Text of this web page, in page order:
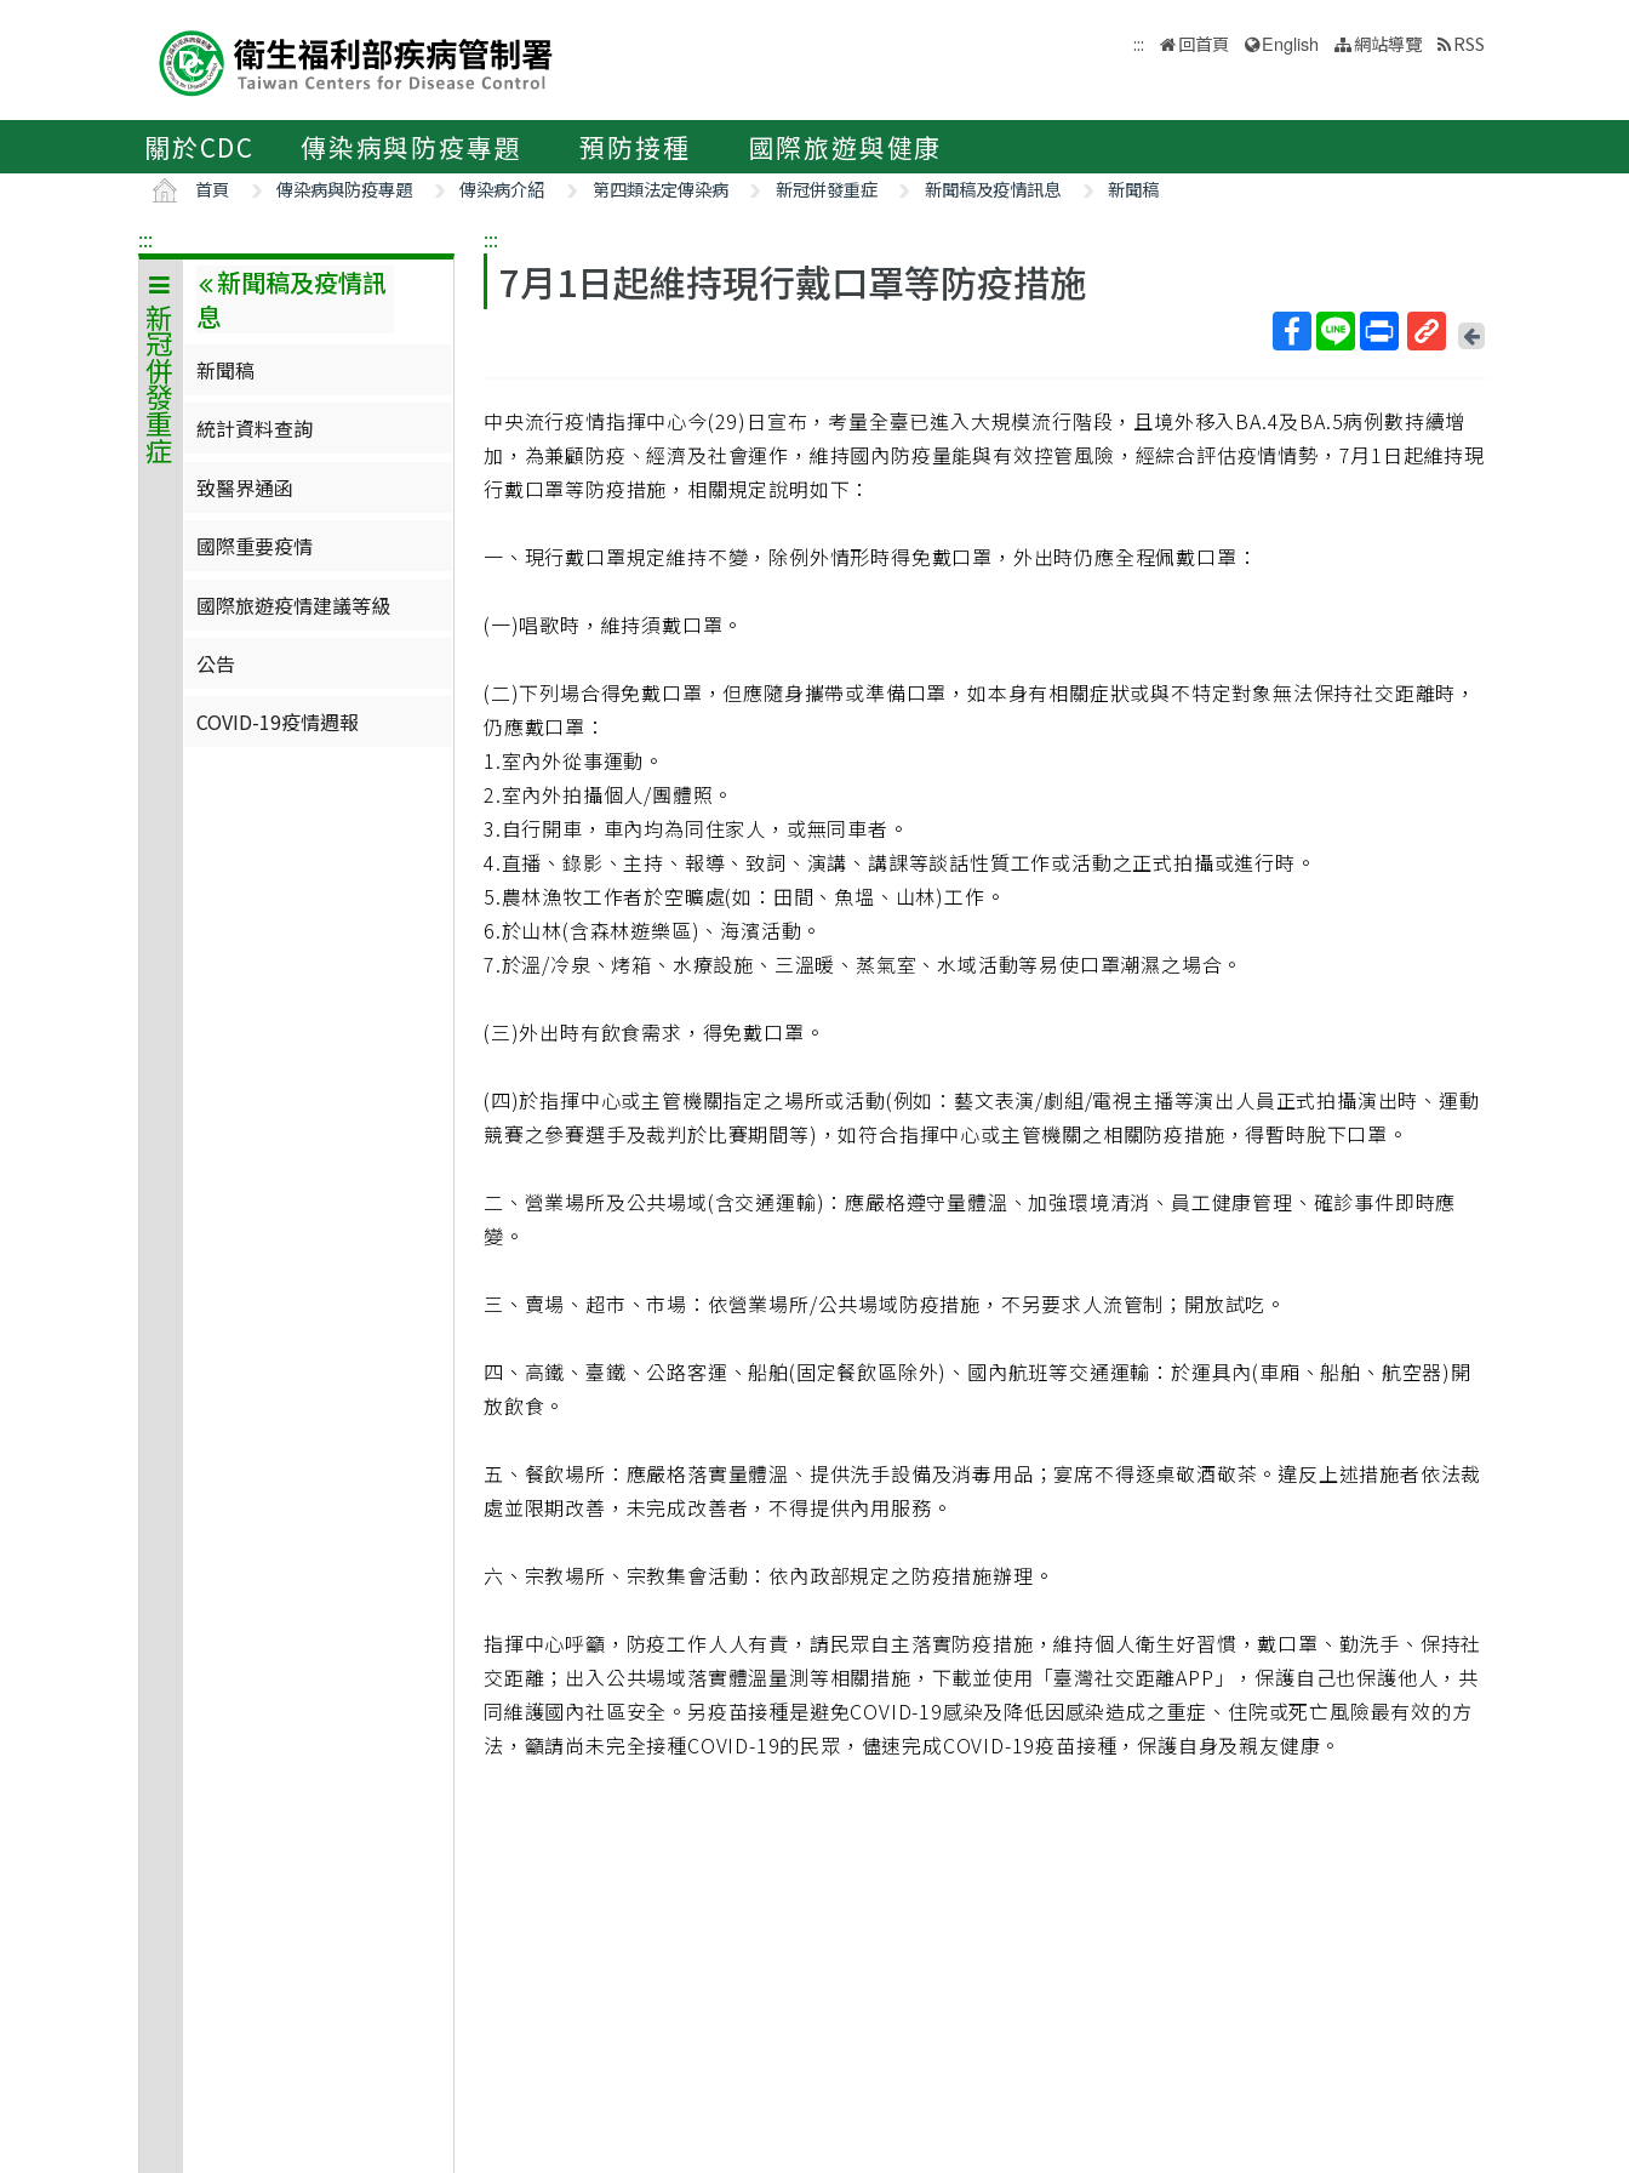
區
::: 回首頁 English 網站導覽 RSS
關於CDC 傳染病與防疫專題 預防接種 國際旅遊與健康
首頁 傳染病與防疫專題 傳染病介紹 第四類法定傳染病 新冠併發重症 新聞稿及疫情訊息 新聞稿
:::
新冠併發重症
新聞稿及疫情訊
息
新聞稿
統計資料查詢
致醫界通函
國際重要疫情
國際旅遊疫情建議等級
公告
COVID-19疫情週報
:::
7月1日起維持現行戴口罩等防疫措施
短
網
回
上
中央流行疫情指揮中心今(29)日宣布，考量全臺已進入大規模流行階段，且境外移入BA.4及BA.5病例數持續增
加，為兼顧防疫、經濟及社會運作，維持國內防疫量能與有效控管風險，經綜合評估疫情情勢，7月1日起維持現
行戴口罩等防疫措施，相關規定說明如下：
一、現行戴口罩規定維持不變，除例外情形時得免戴口罩，外出時仍應全程佩戴口罩：
(一)唱歌時，維持須戴口罩。
(二)下列場合得免戴口罩，但應隨身攜帶或準備口罩，如本身有相關症狀或與不特定對象無法保持社交距離時，
仍應戴口罩：
1.室內外從事運動。
2.室內外拍攝個人/團體照。
3.自行開車，車內均為同住家人，或無同車者。
4.直播、錄影、主持、報導、致詞、演講、講課等談話性質工作或活動之正式拍攝或進行時。
5.農林漁牧工作者於空曠處(如：田間、魚塭、山林)工作。
6.於山林(含森林遊樂區)、海濱活動。
7.於溫/冷泉、烤箱、水療設施、三溫暖、蒸氣室、水域活動等易使口罩潮濕之場合。
(三)外出時有飲食需求，得免戴口罩。
(四)於指揮中心或主管機關指定之場所或活動(例如：藝文表演/劇組/電視主播等演出人員正式拍攝演出時、運動
競賽之參賽選手及裁判於比賽期間等)，如符合指揮中心或主管機關之相關防疫措施，得暫時脫下口罩。
二、營業場所及公共場域(含交通運輸)：應嚴格遵守量體溫、加強環境清消、員工健康管理、確診事件即時應
變。
三、賣場、超市、市場：依營業場所/公共場域防疫措施，不另要求人流管制；開放試吃。
四、高鐵、臺鐵、公路客運、船舶(固定餐飲區除外)、國內航班等交通運輸：於運具內(車廂、船舶、航空器)開
放飲食。
五、餐飲場所：應嚴格落實量體溫、提供洗手設備及消毒用品；宴席不得逐桌敬酒敬茶。違反上述措施者依法裁
處並限期改善，未完成改善者，不得提供內用服務。
六、宗教場所、宗教集會活動：依內政部規定之防疫措施辦理。
指揮中心呼籲，防疫工作人人有責，請民眾自主落實防疫措施，維持個人衛生好習慣，戴口罩、勤洗手、保持社
交距離；出入公共場域落實體溫量測等相關措施，下載並使用「臺灣社交距離APP」，保護自己也保護他人，共
同維護國內社區安全。另疫苗接種是避免COVID-19感染及降低因感染造成之重症、住院或死亡風險最有效的方
法，籲請尚未完全接種COVID-19的民眾，儘速完成COVID-19疫苗接種，保護自身及親友健康。